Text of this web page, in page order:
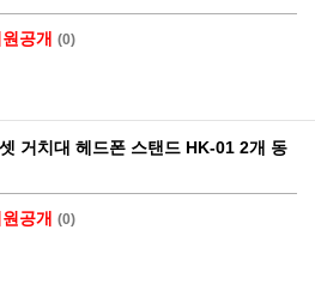
공개 (0)
거치대 헤드폰 스탠드 HK-01 2개 동
공개 (0)